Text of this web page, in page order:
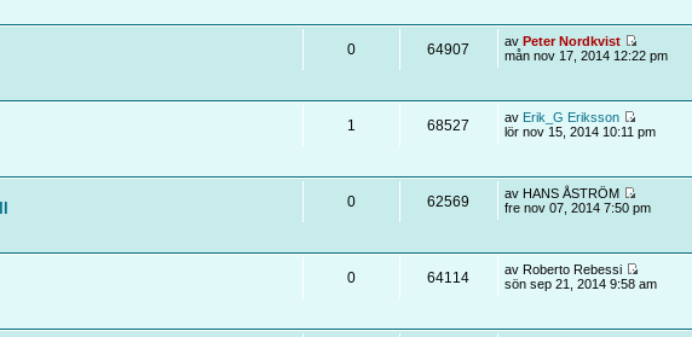
0 64907 av Peter Nordkvist
mån nov 17, 2014 12:22 pm
1 68527 av Erik_G Eriksson
lör nov 15, 2014 10:11 pm
0 62569
av HANS ÅSTRÖM
fre nov 07, 2014 7:50 pm
0 64114
av Roberto Rebessi
sön sep 21, 2014 9:58 am